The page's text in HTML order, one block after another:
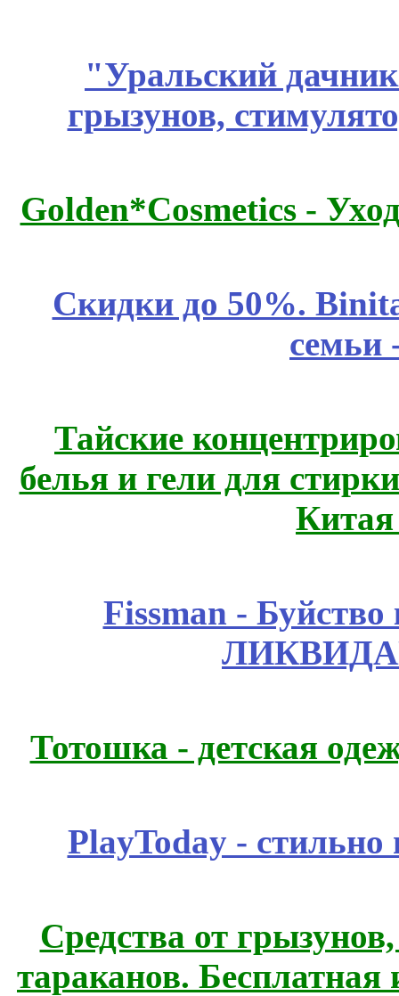
"Уральский
грызунов,
Golden*Cosmetics -
Скидки до 50%.
семьи
Тайские
белья и гели для
Fissmаn -
Тотошка - детская
PlayToday -
Средства от
тараканов.